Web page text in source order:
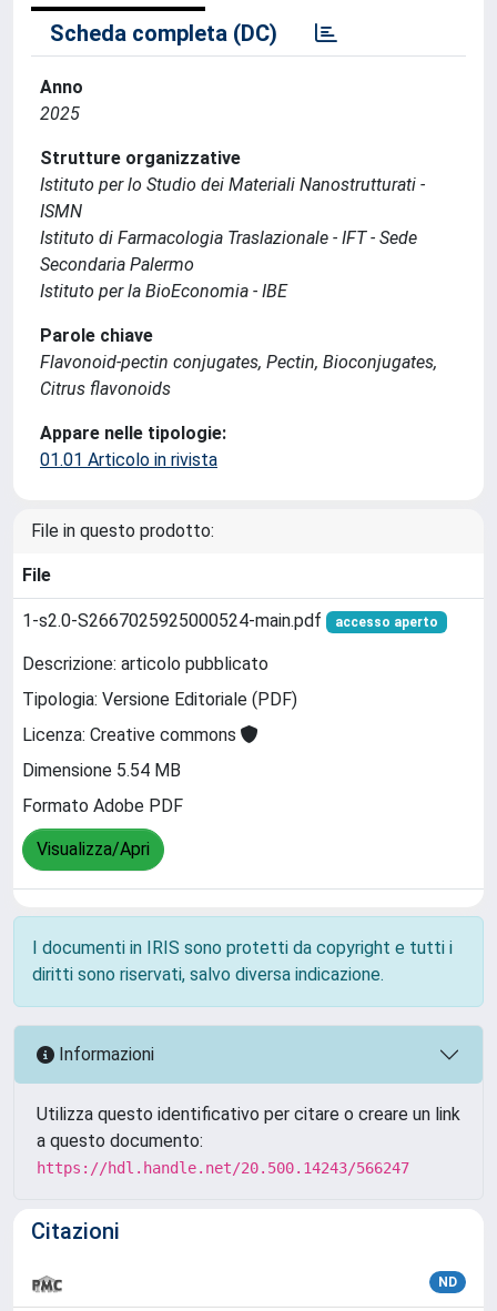
Scheda completa (DC)
Anno
2025
Strutture organizzative
Istituto per lo Studio dei Materiali Nanostrutturati -
ISMN
Istituto di Farmacologia Traslazionale - IFT - Sede
Secondaria Palermo
Istituto per la BioEconomia - IBE
Parole chiave
Flavonoid-pectin conjugates, Pectin, Bioconjugates,
Citrus flavonoids
Appare nelle tipologie:
01.01 Articolo in rivista
File in questo prodotto:
File
1-s2.0-S2667025925000524-main.pdf accesso aperto
Descrizione: articolo pubblicato
Tipologia: Versione Editoriale (PDF)
Licenza: Creative commons
Dimensione 5.54 MB
Formato Adobe PDF
Visualizza/Apri
I documenti in IRIS sono protetti da copyright e tutti i
diritti sono riservati, salvo diversa indicazione.
Informazioni
Utilizza questo identificativo per citare o creare un link
a questo documento:
https://hdl.handle.net/20.500.14243/566247
Citazioni
ND